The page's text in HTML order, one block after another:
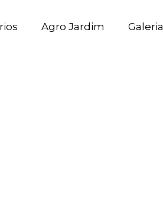
Agro Jardim Galeria